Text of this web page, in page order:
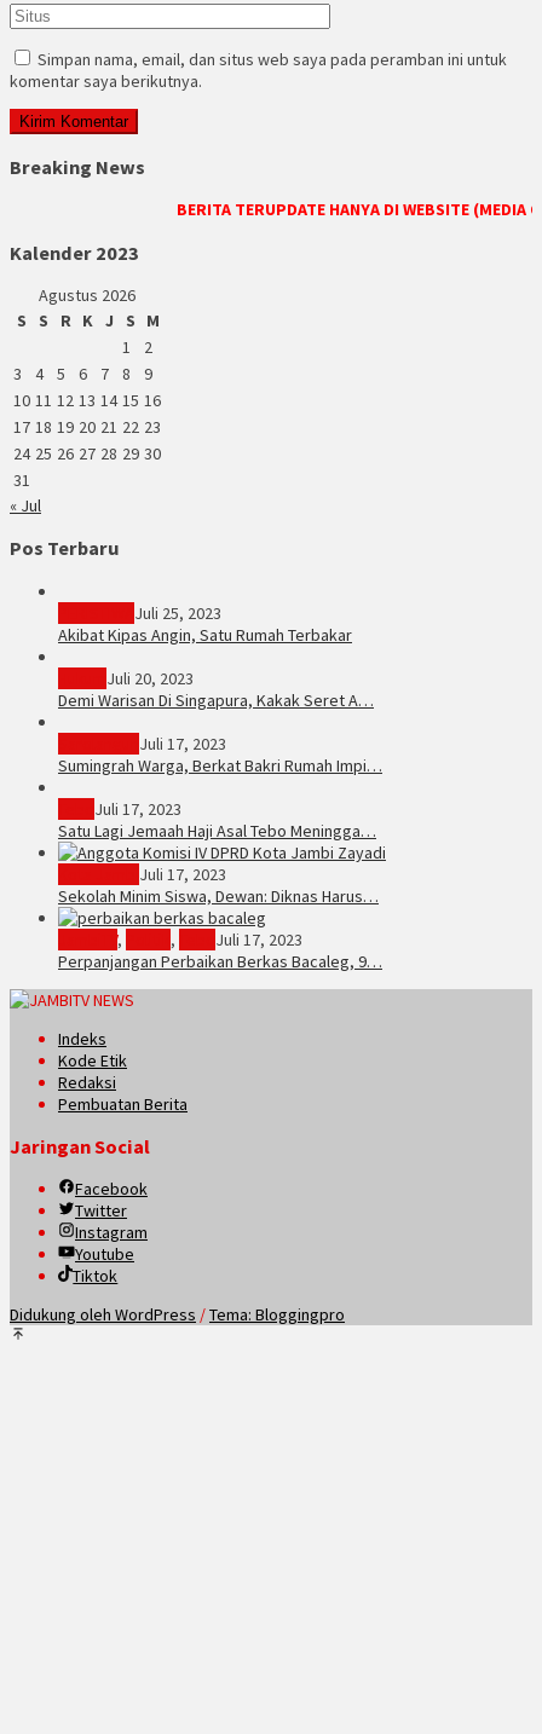
Simpan nama, email, dan situs web saya pada peramban ini untuk
komentar saya berikutnya.
Breaking News
BERITA TERUPDATE HANYA DI WEBSITE (MEDIA
Kalender 2023
Agustus 2026
S
S R K J S
M
1
2
3
4 5 6 7 8
9
10 11 12 13 14 15 16
17 18 19 20 21 22 23
24 25 26 27 28 29 30
31
« Jul
Pos Terbaru
Juli 25, 2023
Akibat Kipas Angin, Satu Rumah Terbakar
Juli 20, 2023
Demi Warisan Di Singapura, Kakak Seret A…
Juli 17, 2023
Sumingrah Warga, Berkat Bakri Rumah Impi…
Juli 17, 2023
Satu Lagi Jemaah Haji Asal Tebo Meningga…
Juli 17, 2023
Sekolah Minim Siswa, Dewan: Diknas Harus…
, ,
Juli 17, 2023
Perpanjangan Perbaikan Berkas Bacaleg, 9…
Indeks
Kode Etik
Redaksi
Pembuatan Berita
Jaringan Social
Facebook
Twitter
Instagram
Youtube
Tiktok
Didukung oleh WordPress /Tema: Bloggingpro